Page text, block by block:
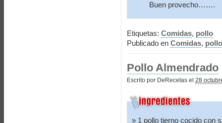
Buen provecho…….
Etiquetas: Comidas, pollo
Publicado en Comidas, pollo
Pollo Almendrado
Escrito por DeRecetas el 28
1 pollo tierno cocido con